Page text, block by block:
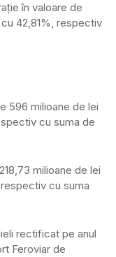
în valoare de
42,81%, respectiv
596 milioane de lei
cu suma de
milioane de lei
cu suma
rectificat pe anul
Feroviar de